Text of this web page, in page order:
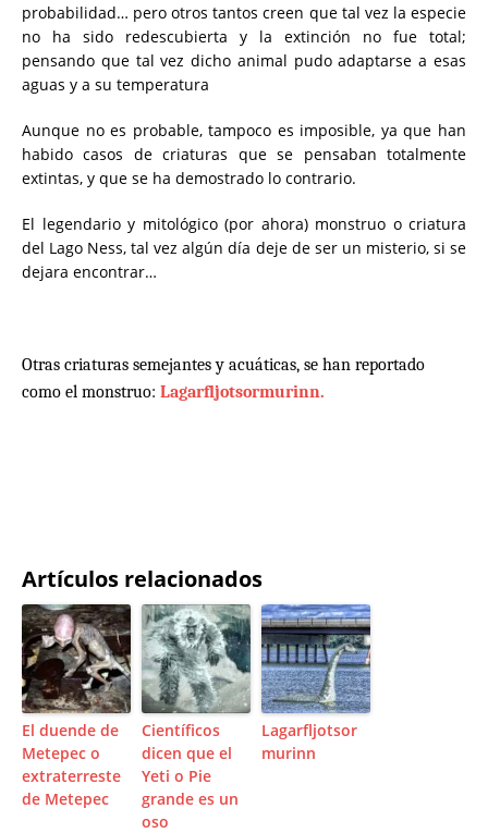
probabilidad… pero otros tantos creen que tal vez la especie
no ha sido redescubierta y la extinción no fue total;
pensando que tal vez dicho animal pudo adaptarse a esas
aguas y a su temperatura
Aunque no es probable, tampoco es imposible, ya que han
habido casos de criaturas que se pensaban totalmente
extintas, y que se ha demostrado lo contrario.
El legendario y mitológico (por ahora) monstruo o criatura
del Lago Ness, tal vez algún día deje de ser un misterio, si se
dejara encontrar…
Otras criaturas semejantes y acuáticas, se han reportado
como el monstruo: Lagarfljotsormurinn.
Artículos relacionados
El duende de
Metepec o
extraterreste
de Metepec
Científicos
dicen que el
Yeti o Pie
grande es un
oso
Lagarfljotsor
murinn